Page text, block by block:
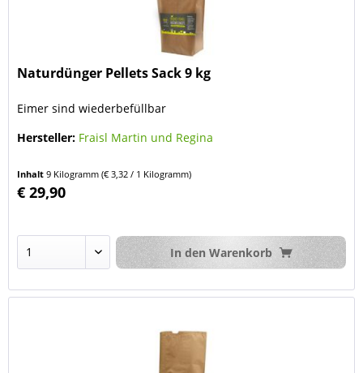
Naturdünger Pellets Sack 9 kg
Eimer sind wiederbefüllbar
Hersteller: Fraisl Martin und Regina
Inhalt9 Kilogramm(€ 3,32 / 1 Kilogramm)
€ 29,90
In den Warenkorb